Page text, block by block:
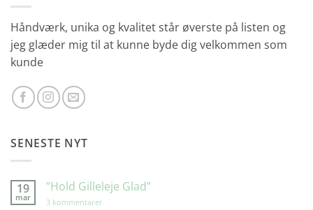
Håndværk, unika og kvalitet står øverste på listen og
jeg glæder mig til at kunne byde dig velkommen som
kunde
SENESTE NYT
19
mar
”Hold Gilleleje Glad”
3 kommentarer